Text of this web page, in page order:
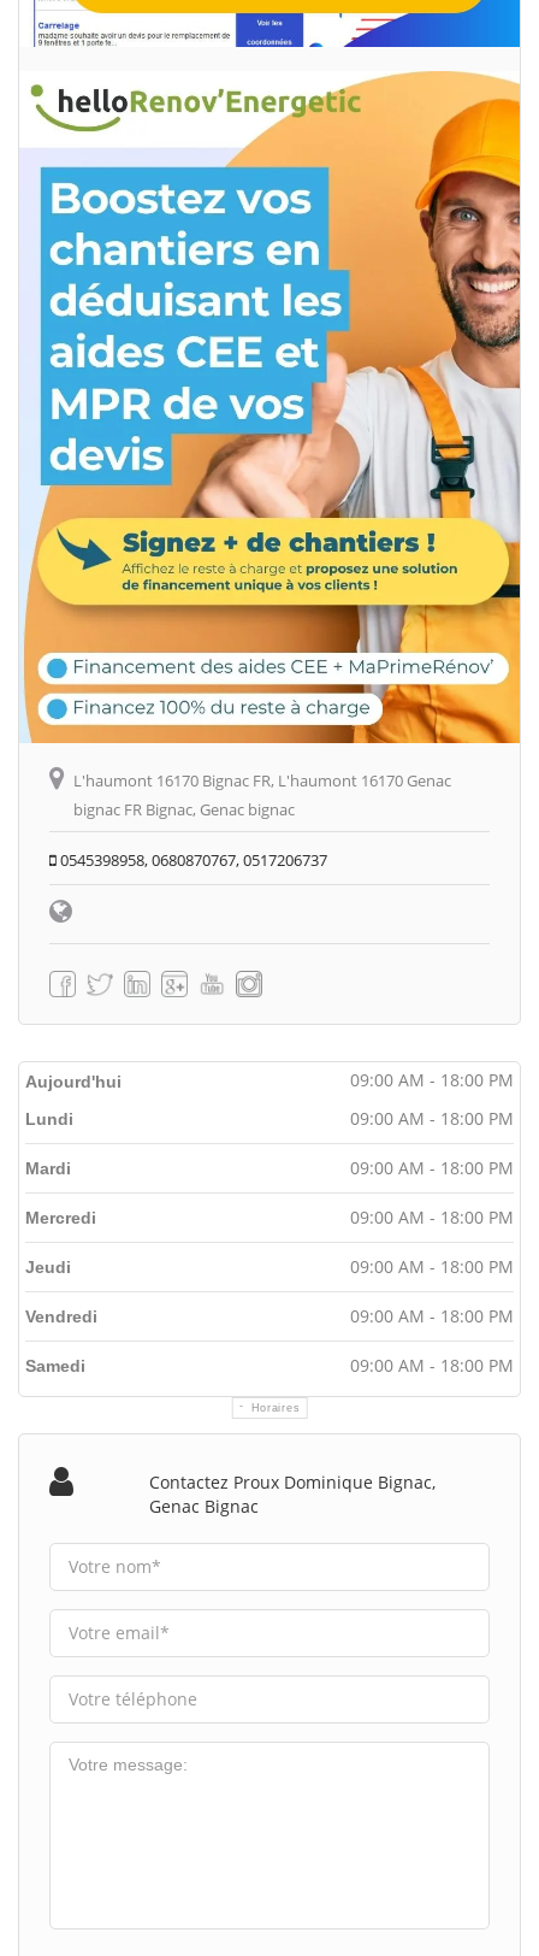
L'haumont 16170 Bignac FR, L'haumont 16170 Genac
bignac FR Bignac, Genac bignac
0545398958, 0680870767, 0517206737
Aujourd'hui 09:00 AM - 18:00 PM
Horaires
Lundi 09:00 AM - 18:00 PM
Mardi 09:00 AM - 18:00 PM
Mercredi 09:00 AM - 18:00 PM
Jeudi 09:00 AM - 18:00 PM
Vendredi 09:00 AM - 18:00 PM
Samedi 09:00 AM - 18:00 PM
Contactez Proux Dominique Bignac,
Genac Bignac